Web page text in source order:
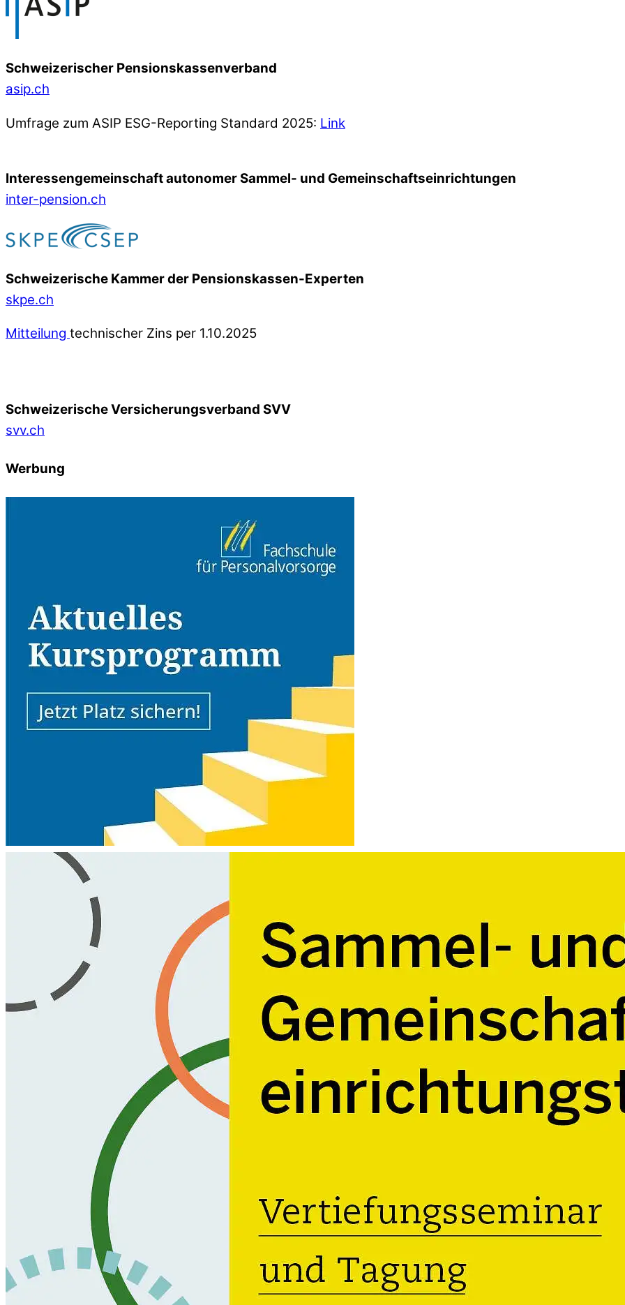
Schweizerischer Pensionskassenverband
asip.ch
Umfrage zum ASIP ESG-Reporting Standard 2025: Link
Interessengemeinschaft autonomer Sammel- und Gemeinschafts­einrichtungen
inter-pension.ch
Schweizerische Kammer der Pensionskassen-Experten
skpe.ch
Mitteilung technischer Zins per 1.10.2025
Schweizerische Versicherungsverband SVV
svv.ch
Werbung